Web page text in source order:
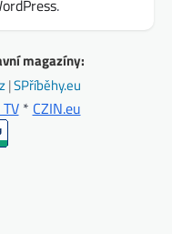
.
magazíny:
|SPříběhy.eu
* CZIN.eu